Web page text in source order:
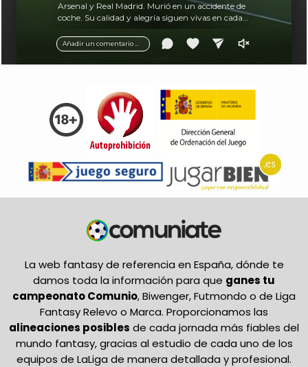
Añadir un comentario ...
Arsenal y Real Madrid. Murió en un accidente de
coche. Su calidad y alegría siguen vivas en cada
La web fantasy de referencia en España, dónde te
damos toda la información para que ganes tu
campeonato Comunio, Biwenger, Futmondo o de Liga
Fantasy Relevo o Marca. Proporcionamos las
alineaciones posibles de cada jornada más fiables del
mundo fantasy, gracias al estudio de cada uno de los
equipos de LaLiga de manera detallada y profesional.